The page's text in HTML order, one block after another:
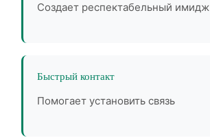
Создает респектабельный имидж
Быстрый контакт
Помогает установить связь